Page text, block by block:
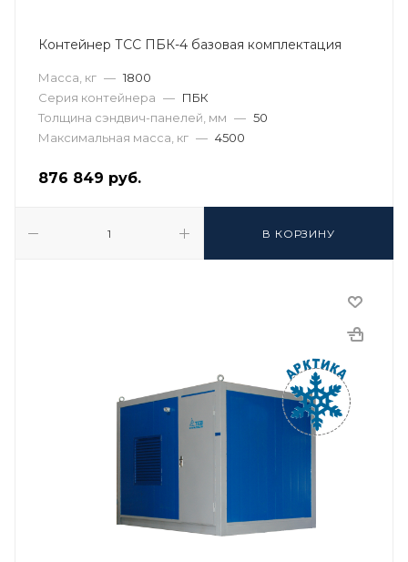
Контейнер ТСС ПБК-4 базовая комплектация
Масса, кг — 1800
Серия контейнера — ПБК
Толщина сэндвич-панелей, мм — 50
Максимальная масса, кг — 4500
876 849 руб.
В КОРЗИНУ